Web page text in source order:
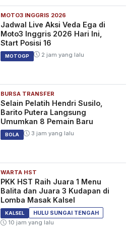
MOTO3 INGGRIS 2026
Jadwal Live Aksi Veda Ega di
Moto3 Inggris 2026 Hari Ini,
Start Posisi 16
MOTOGP 2 jam yang lalu
BURSA TRANSFER
Selain Pelatih Hendri Susilo,
Barito Putera Langsung
Umumkan 8 Pemain Baru
BOLA 3 jam yang lalu
WARTA HST
PKK HST Raih Juara 1 Menu
Balita dan Juara 3 Kudapan di
Lomba Masak Kalsel
KALSEL
HULU SUNGAI TENGAH
10 jam yang lalu